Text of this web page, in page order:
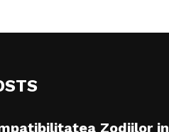
Zodiilor in